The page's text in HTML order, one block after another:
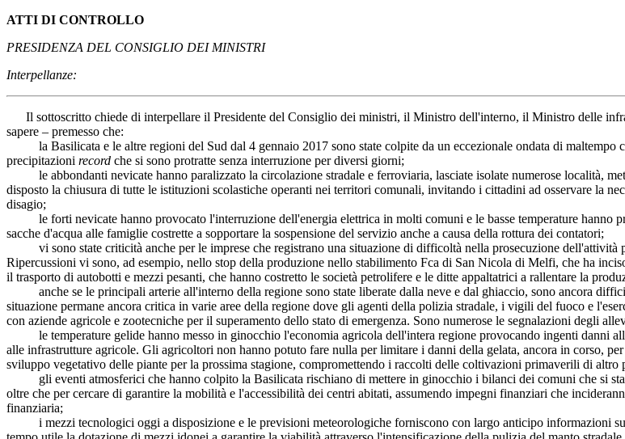
ATTI DI CONTROLLO
PRESIDENZA DEL CONSIGLIO DEI MINISTRI
Interpellanze:
Il sottoscritto chiede di interpellare il Presidente del Consiglio dei ministri, il Ministro dell'interno, il Ministro delle
sapere – premesso che:
la Basilicata e le altre regioni del Sud dal 4 gennaio 2017 sono state colpite da un eccezionale ondata di maltempo
precipitazioni record che si sono protratte senza interruzione per diversi giorni;
le abbondanti nevicate hanno paralizzato la circolazione stradale e ferroviaria, lasciate isolate numerose località,
disposto la chiusura di tutte le istituzioni scolastiche operanti nei territori comunali, invitando i cittadini ad osservare la
disagio;
le forti nevicate hanno provocato l'interruzione dell'energia elettrica in molti comuni e le basse temperature hanno
sacche d'acqua alle famiglie costrette a sopportare la sospensione del servizio anche a causa della rottura dei contatori;
vi sono state criticità anche per le imprese che registrano una situazione di difficoltà nella prosecuzione dell'attività
Ripercussioni vi sono, ad esempio, nello stop della produzione nello stabilimento Fca di San Nicola di Melfi, che ha
il trasporto di autobotti e mezzi pesanti, che hanno costretto le società petrolifere e le ditte appaltatrici a rallentare la
anche se le principali arterie all'interno della regione sono state liberate dalla neve e dal ghiaccio, sono ancora
situazione permane ancora critica in varie aree della regione dove gli agenti della polizia stradale, i vigili del fuoco e
con aziende agricole e zootecniche per il superamento dello stato di emergenza. Sono numerose le segnalazioni degli
le temperature gelide hanno messo in ginocchio l'economia agricola dell'intera regione provocando ingenti danni
alle infrastrutture agricole. Gli agricoltori non hanno potuto fare nulla per limitare i danni della gelata, ancora in corso,
sviluppo vegetativo delle piante per la prossima stagione, compromettendo i raccolti delle coltivazioni primaverili di altro
gli eventi atmosferici che hanno colpito la Basilicata rischiano di mettere in ginocchio i bilanci dei comuni che si
oltre che per cercare di garantire la mobilità e l'accessibilità dei centri abitati, assumendo impegni finanziari che
finanziaria;
i mezzi tecnologici oggi a disposizione e le previsioni meteorologiche forniscono con largo anticipo informazioni su